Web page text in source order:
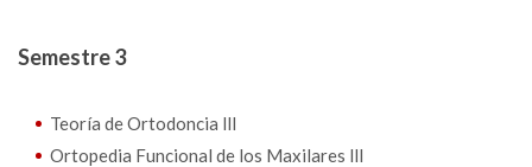
Semestre 3
Teoría de Ortodoncia lll
Ortopedia Funcional de los Maxilares lll